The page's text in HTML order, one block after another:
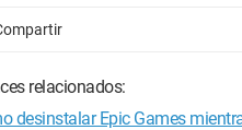
relacionados:
desinstalar Epic Games